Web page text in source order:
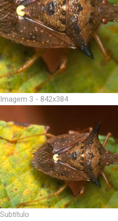
Imagem 3 - 842x384
Subtítulo